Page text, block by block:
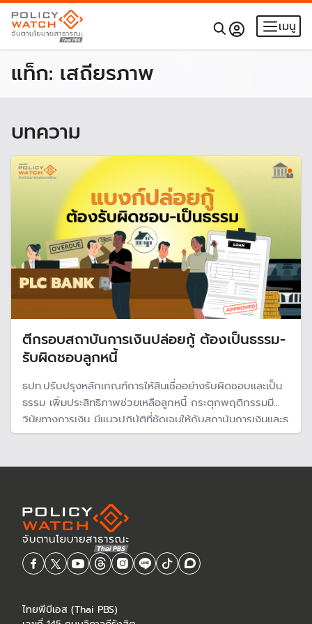
เมนู
แท็ก: เสถียรภาพ
บทความ
ตีกรอบสถาบันการเงินปล่อยกู้ ต้องเป็นธรรม-
รับผิดชอบลูกหนี้
ธปท.ปรับปรุงหลักเกณฑ์การให้สินเชื่ออย่างรับผิดชอบและเป็น
ธรรม เพิ่มประสิทธิภาพช่วยเหลือลูกหนี้ กระตุกพฤติกรรมมี
วินัยทางการเงิน มีแนวปฏิบัติที่ชัดเจนให้กับสถาบันการเงินและธุ
รกิตสินเชื่อ ต้องรับผิดชอบต่อการปล่อยสินเชื่อ
ไทยพีบีเอส (Thai PBS)